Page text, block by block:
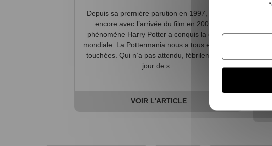
Depuis sa première parution en 1997, et plus
encore avec l’arrivée du film en 2001, le
phénomène Harry Potter a conquis la culture
mondiale. La Pottermania nous a tous et toutes
touchées. Qui n’a pas attendu, fébrilement, le
jour de s...
VOIR L'ARTICLE